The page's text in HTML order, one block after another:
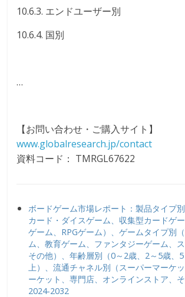
10.6.3. エンドユーザー別
10.6.4. 国別
…
【お問い合わせ・ご購入サイト】
www.globalresearch.jp/contact
資料コード： TMRGL67622
ボードゲーム市場レポート：製品タイプ別
カード・ダイスゲーム、収集型カードゲ
ゲーム、RPGゲーム）、ゲームタイプ別
ム、教育ゲーム、ファンタジーゲーム、ス
その他）、年齢層別（0～2歳、2～5歳、
上）、流通チャネル別（スーパーマーケ
ーケット、専門店、オンラインストア、
2024-2032